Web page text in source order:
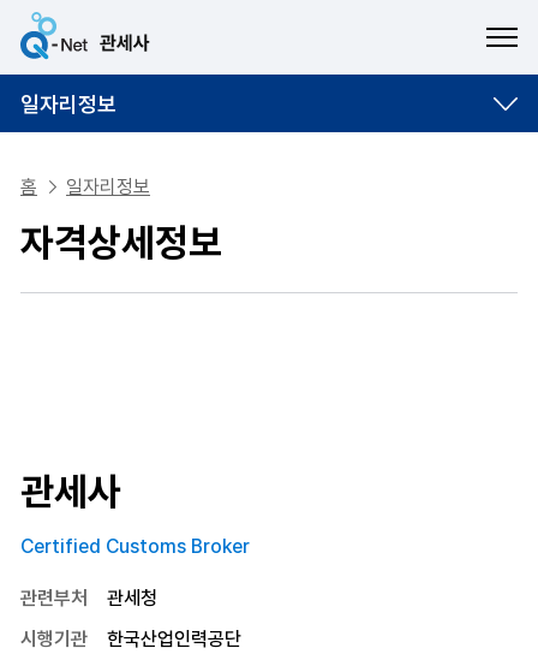
일자리정보
홈 일자리정보
자격상세정보
관세사
Certified Customs Broker
관련부처
관세청
시행기관
한국산업인력공단